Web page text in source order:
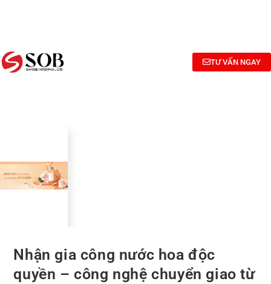
THỨC
PHẨM
TƯ VẤN NGAY
Nhận gia công nước hoa độc
quyền – công nghệ chuyển giao từ